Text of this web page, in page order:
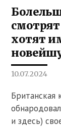
хотят
10.07.2024
Британская
и здесь)